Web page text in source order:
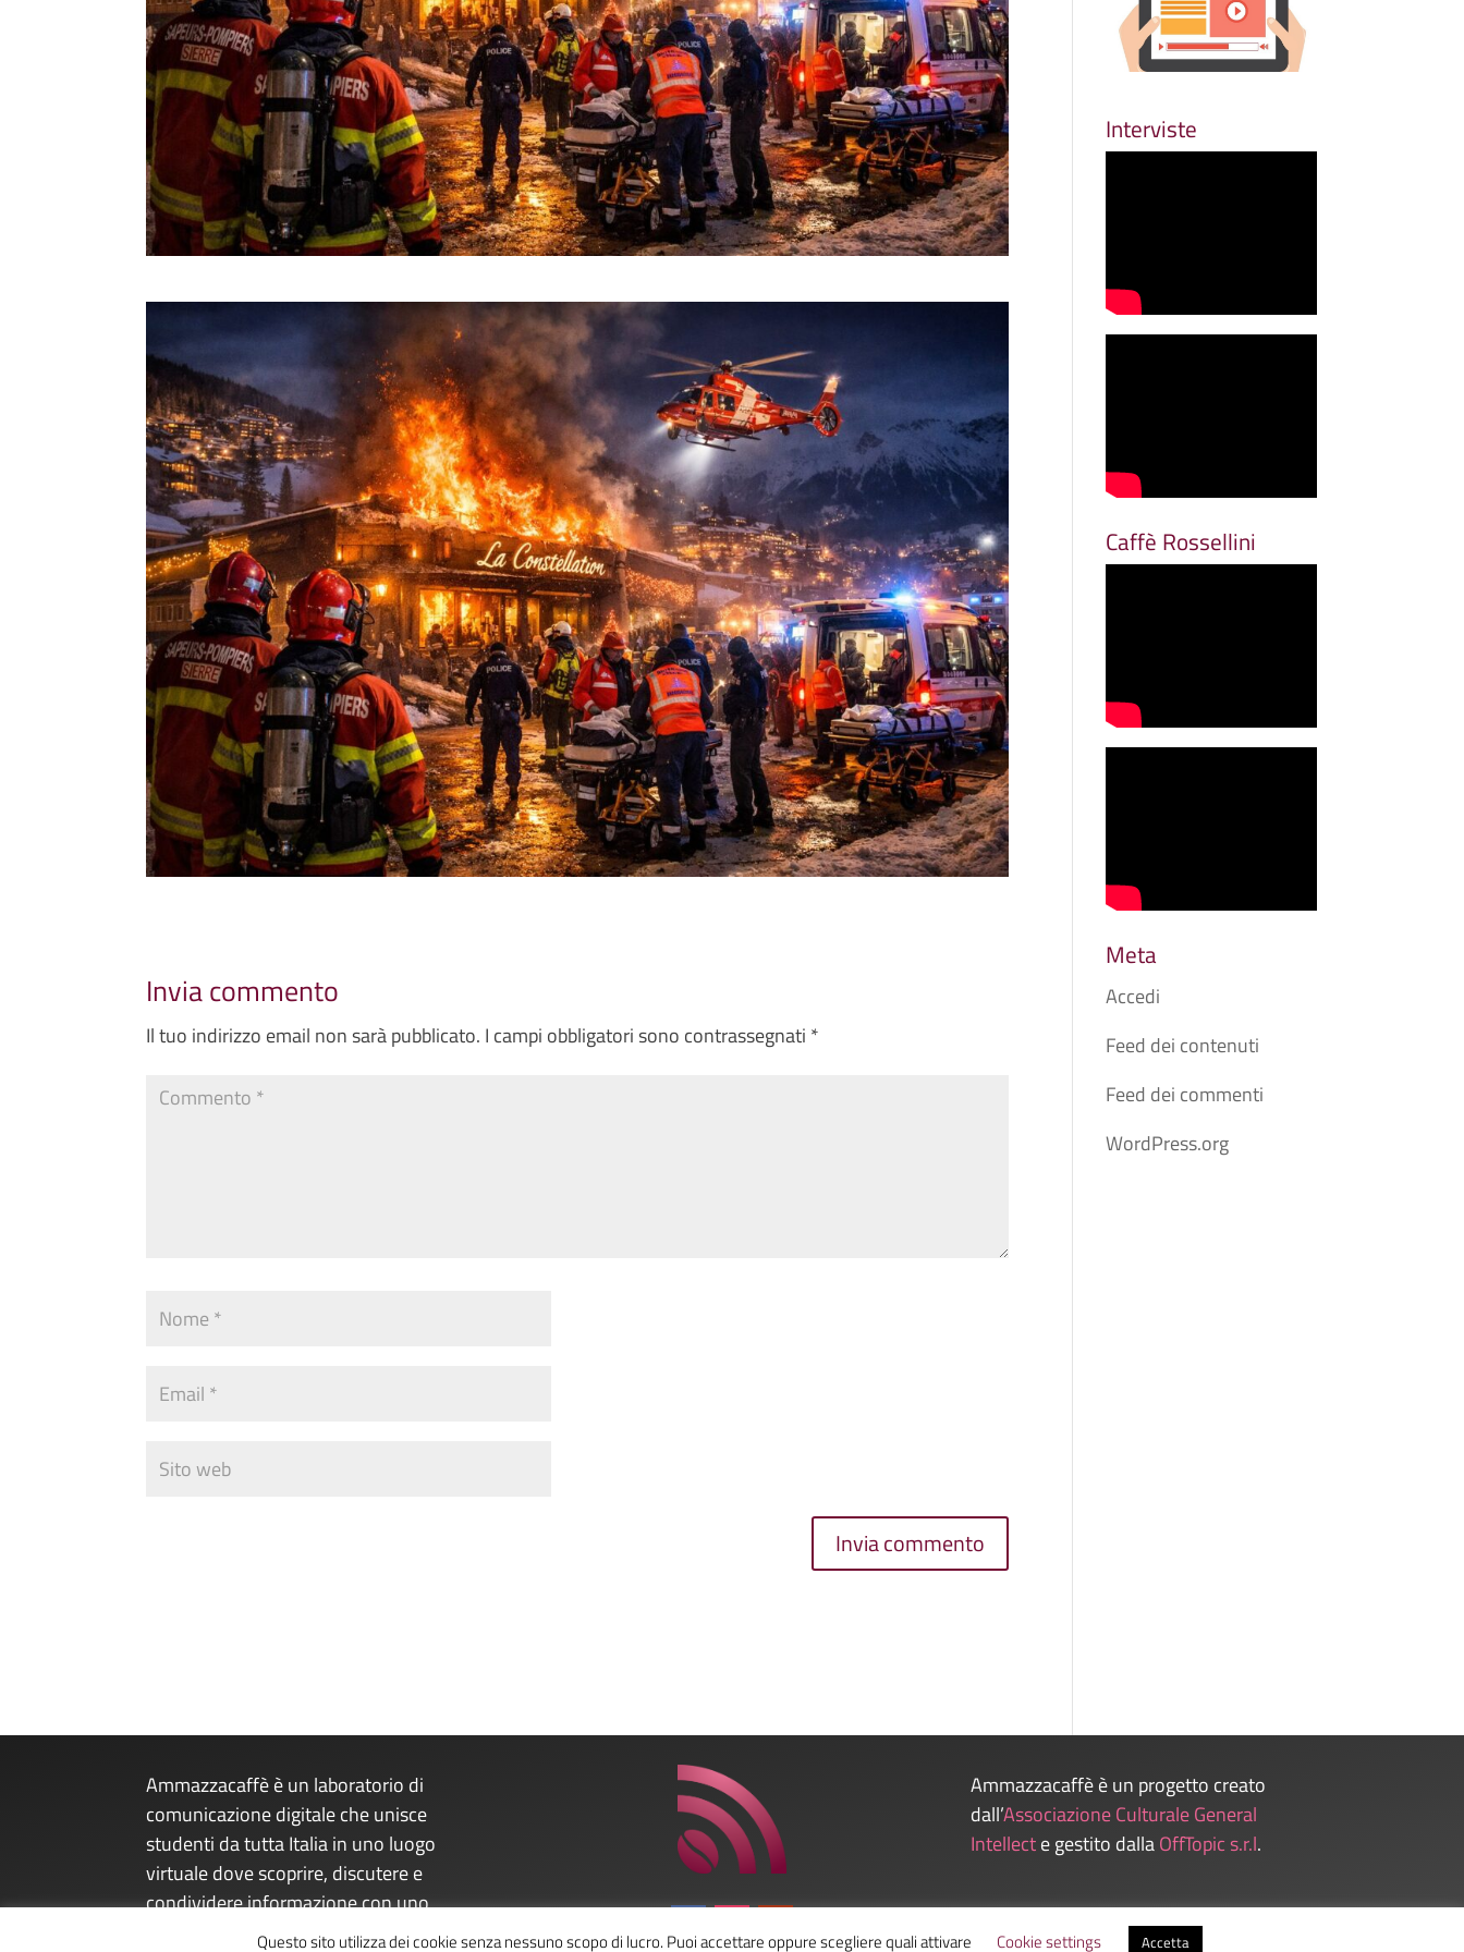
Invia commento
Il tuo indirizzo email non sarà pubblicato. I campi obbligatori sono contrassegnati *
Interviste
Caffè Rossellini
Meta
Accedi
Feed dei contenuti
Feed dei commenti
WordPress.org
Ammazzacaffè è un laboratorio di
comunicazione digitale che unisce
studenti da tutta Italia in uno luogo
virtuale dove scoprire, discutere e
condividere informazione con uno
sguardo sul presente dal futuro.
Ammazzacaffè è un progetto creato
dall’Associazione Culturale General
Intellecte gestito dallaOffTopic s.r.l.
Admin
Questo sito utilizza dei cookie senza nessuno scopo di lucro. Puoi accettare oppure scegliere quali attivare Cookie settings Accetta